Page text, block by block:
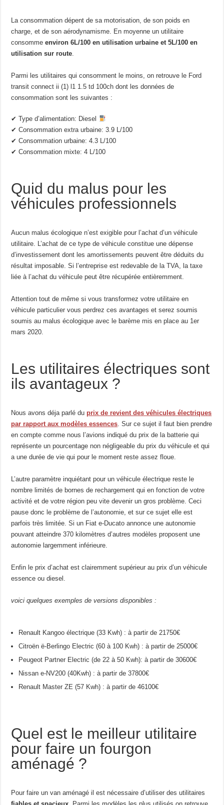
La consommation dépent de sa motorisation, de son poids en
charge, et de son aérodynamisme. En moyenne un utilitaire
consommeenviron 6L/100 en utilisation urbaine et 5L/100 en
utilisation sur route
Parmi les utilitaires qui consomment le moins, on retrouve le Ford
transit connect ii (1) l1 1.5 td 100ch dont les données de
consommation sont les suivantes :
✔ Type d’alimentation: Diesel
✔ Consommation extra urbaine: 3.9 L/100
✔ Consommation urbaine: 4.3 L/100
✔ Consommation mixte: 4 L/100
Quid du malus pour les
véhicules professionnels
Aucun malus écologique n’est exigible pour l’achat d’un véhicule
utilitaire. L’achat de ce type de véhicule constitue une dépense
d’investissement dont les amortissements peuvent être déduits du
résultat imposable. Si l’entreprise est redevable de la TVA, la taxe
liée à l’achat du véhicule peut être récupérée entièremment.
Attention tout de même si vous transformez votre utilitaire en
véhicule particulier vous perdrez ces avantages et serez soumis
soumis au malus écologique avec le barème mis en place au 1er
mars 2020.
Les utilitaires électriques sont
ils avantageux ?
Nous avons déja parlé duprix de revient des véhicules électriques
par rapport aux modèles essences . Sur ce sujet il faut bien prendre
en compte comme nous l’avions indiqué du prix de la batterie qui
représente un pourcentage non négligeable du prix du véhicule et qui
a une durée de vie qui pour le moment reste assez floue.
L’autre paramètre inquiétant pour un véhicule électrique reste le
nombre limités de bornes de rechargement qui en fonction de votre
activité et de votre région peu vite devenir un gros problème. Ceci
pause donc le problème de l’autonomie, et sur ce sujet elle est
parfois très limitée. Si un Fiat e-Ducato annonce une autonomie
pouvant atteindre 370 kilomètres d’autres modèles proposent une
autonomie largemment inférieure.
Enfin le prix d’achat est clairemment supérieur au prix d’un véhicule
essence ou diesel.
voici quelques exemples de versions disponibles :
Renault Kangoo électrique (33 Kwh) : à partir de 21750€
Citroën ë-Berlingo Electric (60 à 100 Kwh) : à partir de 25000€
Peugeot Partner Electric (de 22 à 50 Kwh): à partir de 30600€
Nissan e-NV200 (40Kwh) : à partir de 37800€
Renault Master ZE (57 Kwh) : à partir de 46100€
Quel est le meilleur utilitaire
pour faire un fourgon
aménagé ?
Pour faire un van aménagé il est nécessaire d’utiliser des utilitaires